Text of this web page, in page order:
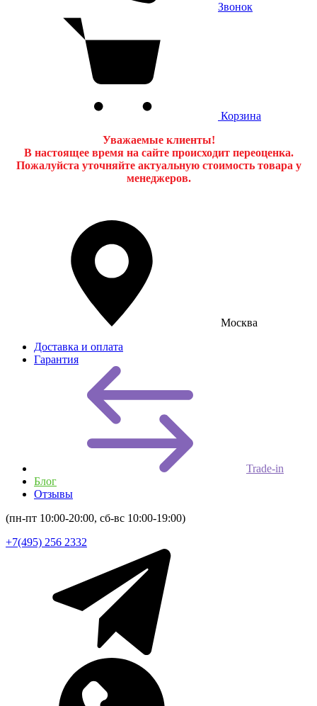
Звонок
Корзина
Уважаемые клиенты!
В настоящее время на сайте происходит переоценка.
Пожалуйста уточняйте актуальную стоимость товара у
менеджеров.
Москва
Доставка и оплата
Гарантия
Trade-in
Блог
Отзывы
(пн-пт 10:00-20:00, сб-вс 10:00-19:00)
+7(495) 256 2332